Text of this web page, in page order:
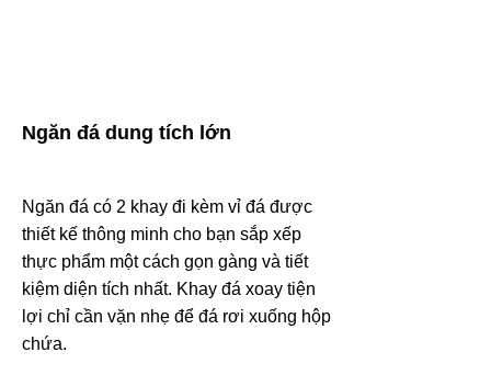
Ngăn đá dung tích lớn
Ngăn đá có 2 khay đi kèm vỉ đá được
thiết kế thông minh cho bạn sắp xếp
thực phẩm một cách gọn gàng và tiết
kiệm diện tích nhất. Khay đá xoay tiện
lợi chỉ cần vặn nhẹ để đá rơi xuống hộp
chứa.